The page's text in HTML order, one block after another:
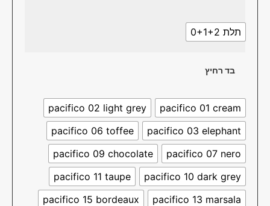
תלת 0+1+2
בד רחיץ
pacifico 01 cream
pacifico 02 light grey
pacifico 03 elephant
pacifico 06 toffee
pacifico 07 nero
pacifico 09 chocolate
pacifico 10 dark grey
pacifico 11 taupe
pacifico 13 marsala
pacifico 15 bordeaux